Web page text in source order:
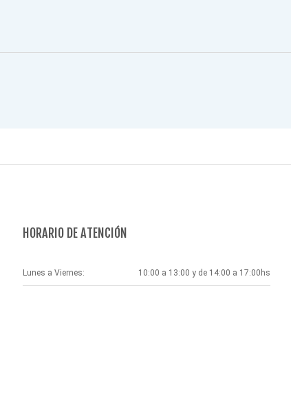
HORARIO DE ATENCIÓN
Lunes a Viernes: 10:00 a 13:00 y de 14:00 a 17:00hs